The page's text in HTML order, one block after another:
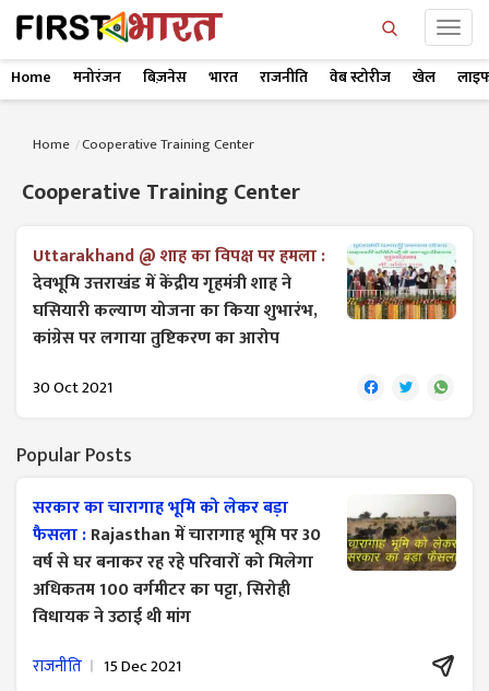
Home मनोरंजन बिज़नेस भारत राजनीति वेब स्टोरीज खेल
Home Cooperative Training Center
Cooperative Training Center
Uttarakhand @ शाह का विपक्ष पर हमला :
देवभूमि उत्तराखंड में केंद्रीय गृहमंत्री शाह ने
घसियारी कल्याण योजना का किया शुभारंभ,
कांग्रेस पर लगाया तुष्टिकरण का आरोप
30 Oct 2021
Popular Posts
सरकार का चारागाह भूमि को लेकर बड़ा
फैसला :Rajasthan में चारागाह भूमि पर 30
वर्ष से घर बनाकर रह रहे परिवारों को मिलेगा
अधिकतम 100 वर्गमीटर का पट्टा, सिरोही
विधायक ने उठाई थी मांग
राजनीति 15 Dec 2021